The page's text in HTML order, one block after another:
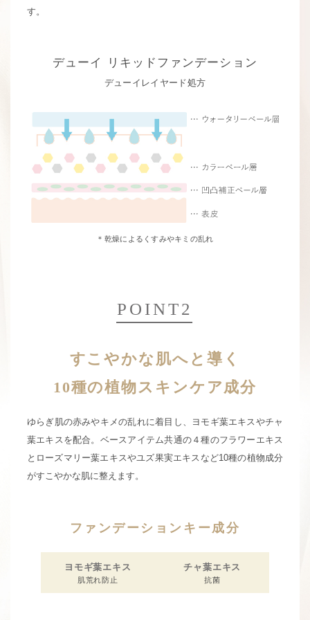
す。
デューイ リキッドファンデーション
デューイレイヤード処方
＊乾燥によるくすみやキミの乱れ
POINT2
すこやかな肌へと導く
10種の植物スキンケア成分
ゆらぎ肌の赤みやキメの乱れに着目し、ヨモギ葉エキスやチャ
葉エキスを配合。 ベースアイテム共通の４種のフラワーエキス
とローズマリー葉エキスやユズ果実エキスなど10種の植物成分
がすこやかな肌に整えます。
ファンデーションキー成分
ヨモギ葉エキス
肌荒れ防止
チャ葉エキス
抗菌